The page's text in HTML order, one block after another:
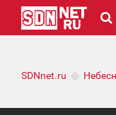
SDNnet.ru